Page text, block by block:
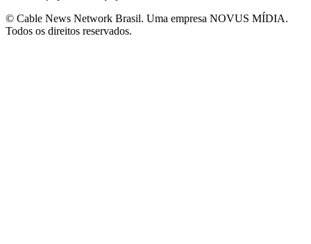
© Cable News Network Brasil. Uma empresa NOVUS MÍDIA.
Todos os direitos reservados.